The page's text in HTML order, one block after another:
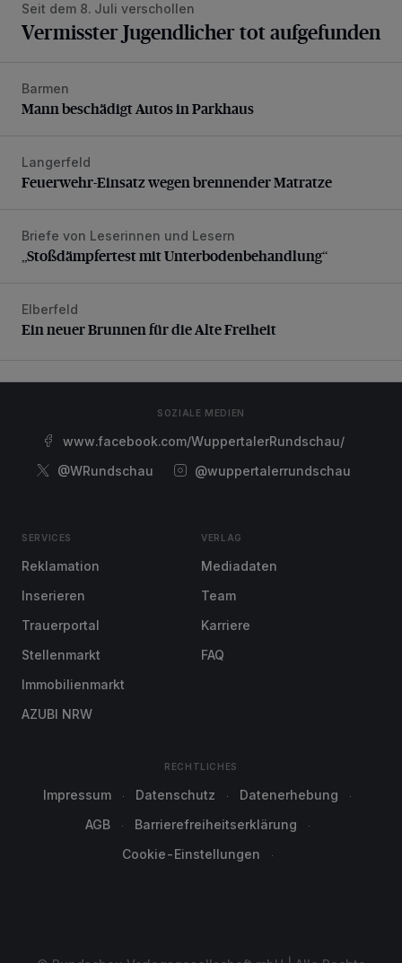
Seit dem 8. Juli verschollen
Vermisster Jugendlicher tot aufgefunden
Mann beschädigt Autos in Parkhaus
Barmen
Mann beschädigt Autos in Parkhaus
Feuerwehr-Einsatz wegen brennender Matratze
Langerfeld
Feuerwehr-Einsatz wegen brennender Matratze
„Stoßdämpfertest mit Unterbodenbehandlung“
Briefe von Leserinnen und Lesern
„Stoßdämpfertest mit Unterbodenbehandlung“
Ein neuer Brunnen für die Alte Freiheit
Elberfeld
Ein neuer Brunnen für die Alte Freiheit
SOZIALE MEDIEN
www.facebook.com/WuppertalerRundschau/
@WRundschau
@wuppertalerrundschau
SERVICES
Reklamation
Inserieren
Trauerportal
Stellenmarkt
Immobilienmarkt
AZUBI NRW
VERLAG
Mediadaten
Team
Karriere
FAQ
RECHTLICHES
Impressum Datenschutz
Datenerhebung
AGB
Barrierefreiheitserklärung
Cookie-Einstellungen